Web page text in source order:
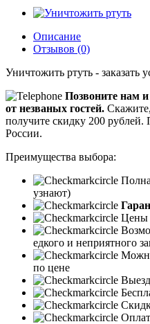
Описание
Отзывов (0)
Уничтожить ртуть - заказать
Позвоните нам
от незваных гостей.
получите скидку 200 рублей.
России.
Преимущества выбора:
узнают)
Цены
едкого и неприятного
по цене